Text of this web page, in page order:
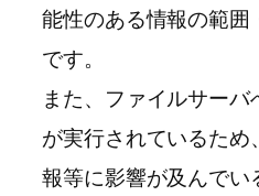
能性のある情報の範囲
です。
また、ファイルサー
が実行されているため
報等に影響が及んでい